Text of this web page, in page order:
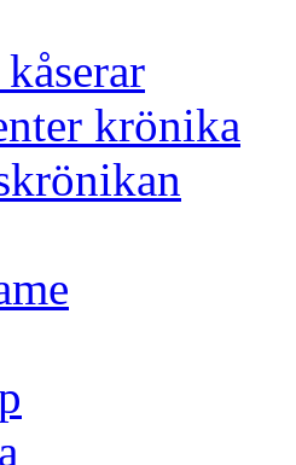
krönika